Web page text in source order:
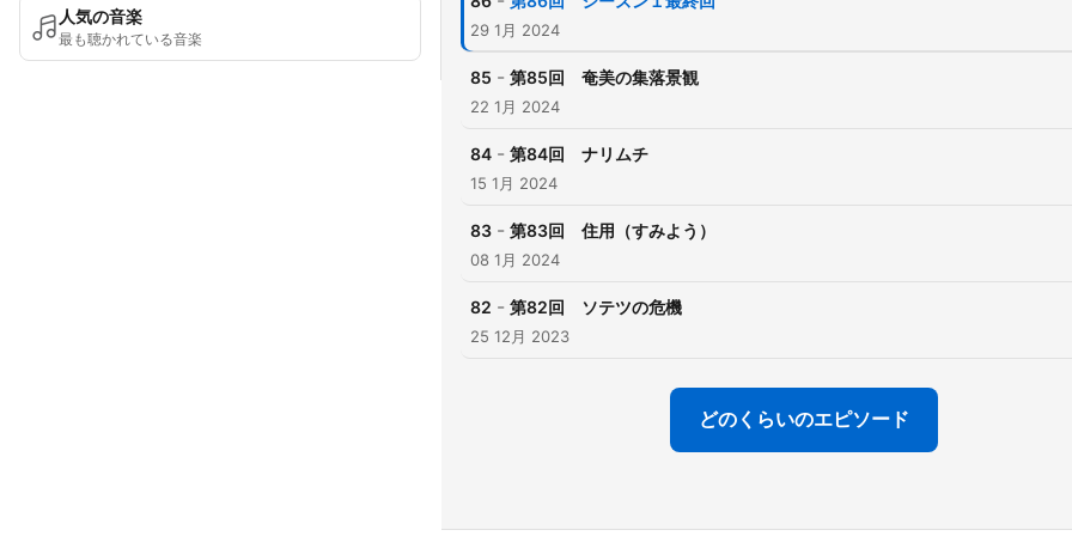
人気の音楽
最も聴かれている音楽
コーディネーター あまみ
フォトグラファー ・
の歴史を手掛け、現在まで
ァー としてballtrip
編集長を務める。
29 1月 2024
85 - 第85回 奄美の集落景観
22 1月 2024
84 - 第84回 ナリムチ
15 1月 2024
83 - 第83回 住用（すみよう）
08 1月 2024
82 - 第82回 ソテツの危機
25 12月 2023
どのくらいのエピソード